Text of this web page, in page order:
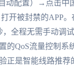
动配置）→点击中
开被封禁的APP。
，全程无需手动调
的QoS流量控制系
正是智能线路推荐